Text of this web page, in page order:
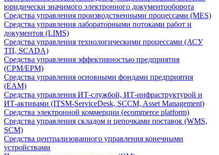
юридически значимого электронного документооборота
Средства управления производственными процессами (MES)
Средства управления лабораторными потоками работ и
документов (LIMS)
Средства управления технологическими процессами (АСУ
ТП, SCADA)
Средства управления эффективностью предприятия
(CPM/EPM)
Средства управления основными фондами предприятия
(EAM)
Средства управления ИТ-службой, ИТ-инфраструктурой и
ИТ-активами (ITSM-ServiceDesk, SCCM, Asset Management)
Средства электронной коммерции (ecommerce platform)
Средства управления складом и цепочками поставок (WMS,
SCM)
Средства централизованного управления конечными
устройствами